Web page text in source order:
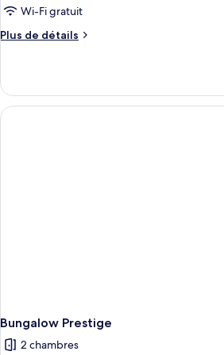
Wi-Fi gratuit
Plus de détails
Plus
Bungalow
Prestige,
1
Bungalow Prestige
2 chambres